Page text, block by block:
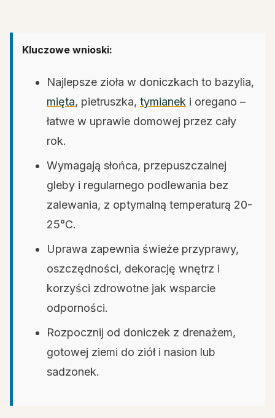
Kluczowe wnioski:
Najlepsze zioła w doniczkach to bazylia,
mięta, pietruszka, tymianek i oregano –
łatwe w uprawie domowej przez cały
rok.
Wymagają słońca, przepuszczalnej
gleby i regularnego podlewania bez
zalewania, z optymalną temperaturą 20-
25°C.
Uprawa zapewnia świeże przyprawy,
oszczędności, dekorację wnętrz i
korzyści zdrowotne jak wsparcie
odporności.
Rozpocznij od doniczek z drenażem,
gotowej ziemi do ziół i nasion lub
sadzonek.